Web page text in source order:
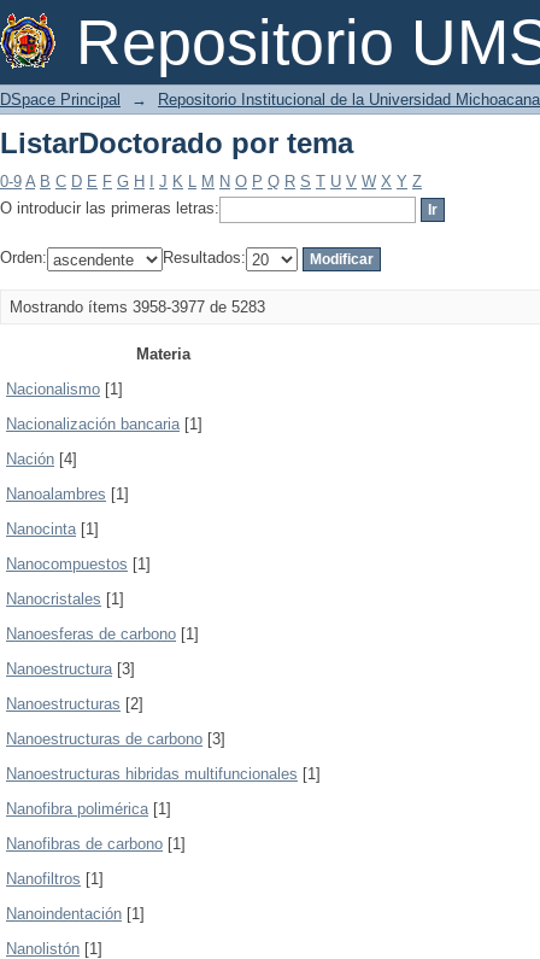
Repositorio
ListarDoctorado por tema
DSpace Principal → Repositorio Institucional de la Universidad
ListarDoctorado por tema
0-9 A B C D E F G H J K L M N O P Q R S T U V W X Y Z
O introducir las primeras letras:
Orden: Resultados:
Mostrando ítems 3958-3977 de 5283
Materia
Nacionalismo [1]
Nacionalización bancaria[1]
Nación [4]
Nanoalambres [1]
Nanocinta[1]
Nanocompuestos [1]
Nanocristales [1]
Nanoesferas de carbono [1]
Nanoestructura[3]
Nanoestructuras [2]
Nanoestructuras de carbono [3]
Nanoestructuras hibridas multifuncionales [1]
Nanofibra polimérica[1]
Nanofibras de carbono [1]
Nanofiltros [1]
Nanoindentación [1]
Nanolistón [1]